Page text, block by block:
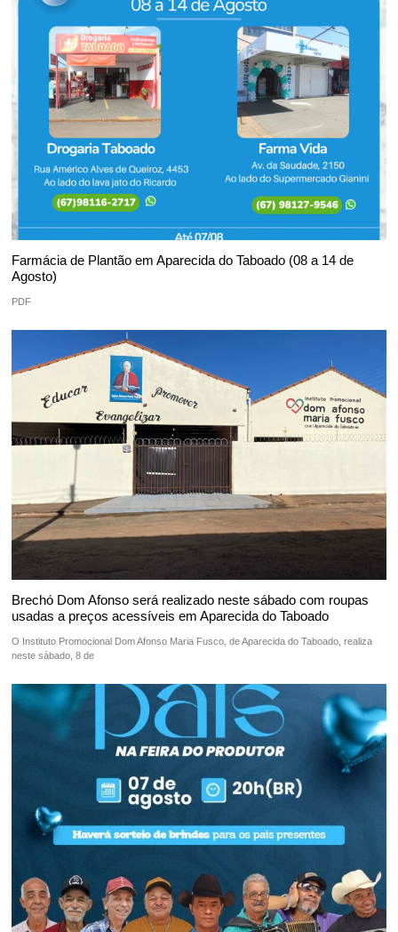
Farmácia de Plantão em Aparecida do Taboado (08 a 14 de
Agosto)
PDF
Brechó Dom Afonso será realizado neste sábado com roupas
usadas a preços acessíveis em Aparecida do Taboado
O Instituto Promocional Dom Afonso Maria Fusco, de Aparecida do Taboado, realiza
neste sábado, 8 de